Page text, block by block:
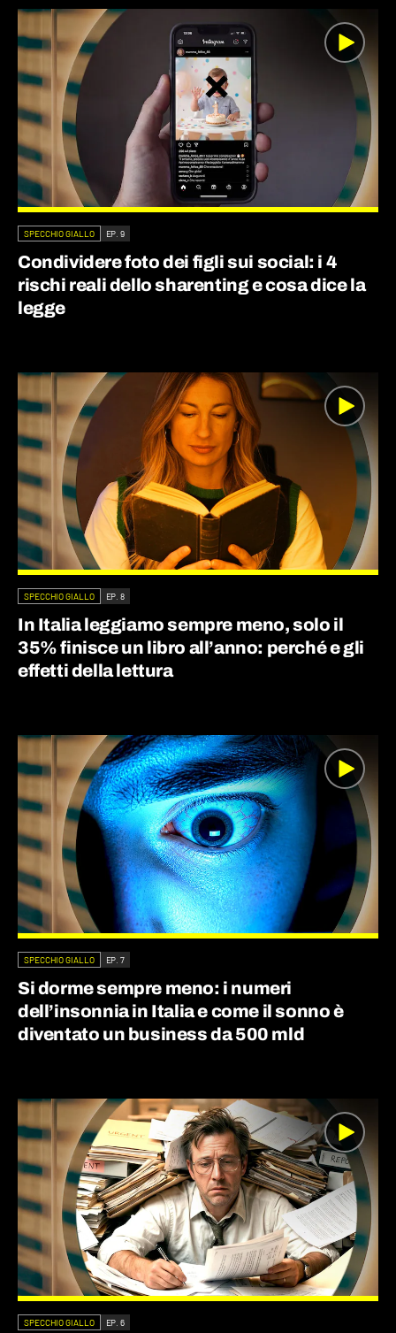
SPECCHIO GIALLO EP. 9
Condividere foto dei figli sui social: i 4
rischi reali dello sharenting e cosa dice la
legge
SPECCHIO GIALLO EP. 8
In Italia leggiamo sempre meno, solo il
35% finisce un libro all’anno: perché e gli
effetti della lettura
SPECCHIO GIALLO EP. 7
Si dorme sempre meno: i numeri
dell’insonnia in Italia e come il sonno è
diventato un business da 500 mld
SPECCHIO GIALLO EP. 6